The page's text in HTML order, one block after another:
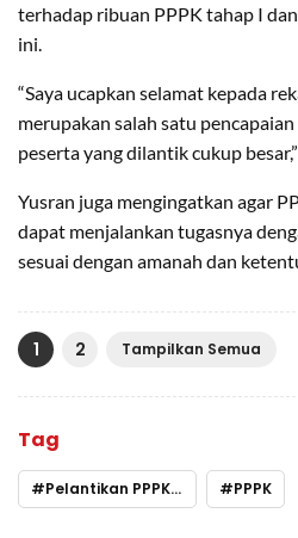
terhadap ribuan PPPK tahap I
ini.
“Saya ucapkan selamat kepada
merupakan salah satu
peserta yang dilantik cukup
Yusran juga mengingatkan agar
dapat menjalankan tugasnya
sesuai dengan amanah dan
1 2 Tampilkan Semua
Tag
Pelantikan PPPK Konawe PPPK